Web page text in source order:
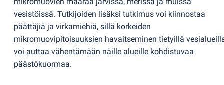
vesistöissä. Tutkijoiden lisäksi tutkimus voi kiinnostaa
päättäjiä ja virkamiehiä, sillä korkeiden
mikromuovipitoisuuksien havaitseminen tietyillä
voi auttaa vähentämään näille alueille kohdistuvaa
päästökuormaa.